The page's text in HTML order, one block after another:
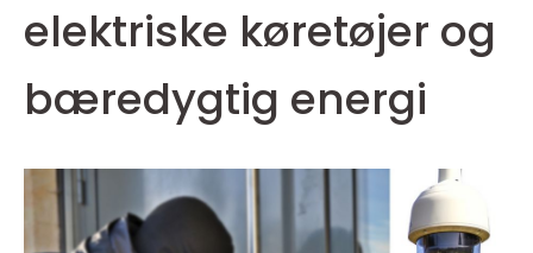
elektriske køretøjer og
bæredygtig energi